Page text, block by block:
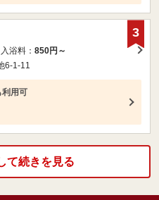
入浴料： 850円～
6-1-11
用可
3
て続きを見る